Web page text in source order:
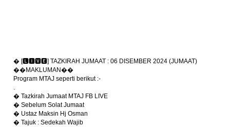
� [🅻🅸🆅🅴] TAZKIRAH JUMAAT : 06 DISEMBER 2024 (JUMAAT)
��MAKLUMAN��
Program MTAJ seperti berikut :-
.
� Tazkirah Jumaat MTAJ FB LIVE
� Sebelum Solat Jumaat
� Ustaz Maksin Hj Osman
� Tajuk : Sedekah Wajib